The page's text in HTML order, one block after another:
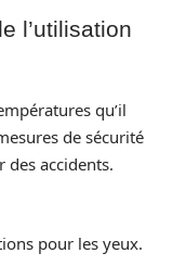
l’utilisation
qu’il
de sécurité
des accidents.
pour les yeux.